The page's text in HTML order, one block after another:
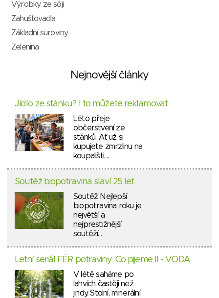
Výrobky ze sóji
Zahušťovadla
Základní suroviny
Zelenina
Nejnovější články
Jídlo ze stánku? I to můžete reklamovat
Léto přeje
občerstvení ze
stánků. Ať už si
kupujete zmrzlinu na
koupališti,…
Soutěž biopotravina slaví 25 let
Soutěž Nejlepší
biopotravina roku je
největší a
nejprestižnější
soutěží…
Letní seriál FÉR potraviny: Co pijeme II - VODA
V létě saháme po
lahvích častěji než
jindy. Stolní, minerální,